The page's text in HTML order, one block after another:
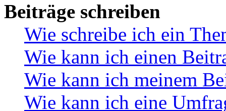
Beiträge schreiben
Wie schreibe ich ein
Wie kann ich einen
Wie kann ich meinem
Wie kann ich eine